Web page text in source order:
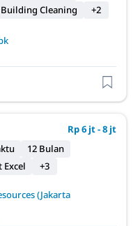
Building Cleaning +2
Rp 6 jt - 8 jt
12 Bulan
+3
(Jakarta